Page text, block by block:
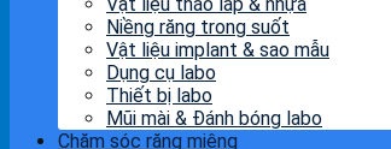
Niềng răng trong suốt
Vật liệu implant & sao mẫu
Dụng cụ labo
Thiết bị labo
Mũi mài & Đánh bóng labo
Chăm sóc răng miệng